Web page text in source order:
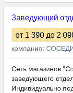
Заведующий
от 1 390 до 2
компания:
Сеть магазинов
заведующего
Индивидуально